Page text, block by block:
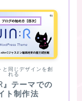
と同じデザインを創
れる
』テーマでの
ト制作法